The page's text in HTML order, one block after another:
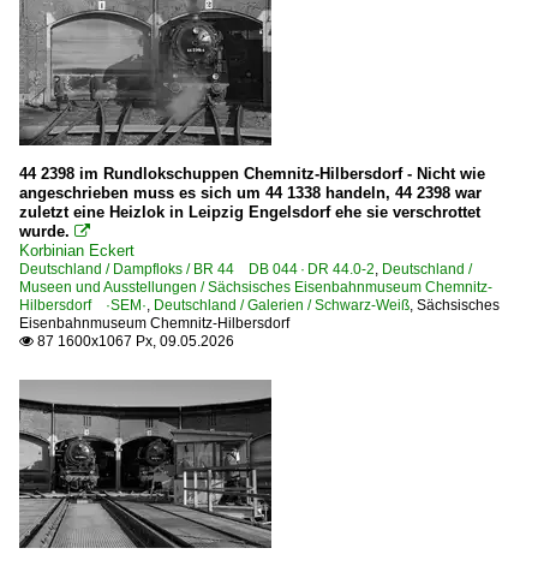
DGEG Eisenbahnmuseum Bochum-Dahlhausen (Stiftung)
Eisenbahnfreunde Traditionsbahnbetriebswerk Staßfurt
Sächsisches Eisenbahnmuseum Chemnitz-Hilbersdorf
Personenwagen | Schmalspur
Gattung KD, KD4 | Gepäckwagen m. Dienstabteil (zwei-/
Nordrhein-Westfalen
Schmalspurbahnen
Rügensche Bäderbahn ·RüBB· 'Rasender Roland'
Selfkantbahn ·IHS·
Sonstiges
Bahnhofsschilder, Werbeplakate und ähnliches
44 2398 im Rundlokschuppen Chemnitz-Hilbersdorf - Nicht wie
angeschrieben muss es sich um 44 1338 handeln, 44 2398 war
zuletzt eine Heizlok in Leipzig Engelsdorf ehe sie verschrottet
wurde. 
Korbinian Eckert
Deutschland / Dampfloks / BR 44 DB 044 · DR 44.0-2, Deutschland /
Museen und Ausstellungen / Sächsisches Eisenbahnmuseum Chemnitz-
Hilbersdorf ·SEM·, Deutschland / Galerien / Schwarz-Weiß, Sächsisches
Eisenbahnmuseum Chemnitz-Hilbersdorf
 87 1600x1067 Px, 09.05.2026